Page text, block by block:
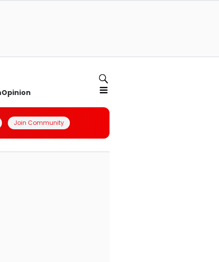
Opinion
Join Community